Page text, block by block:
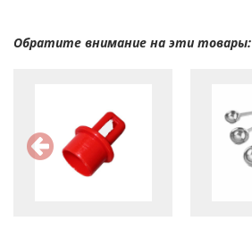
Обратите внимание на эти товары: